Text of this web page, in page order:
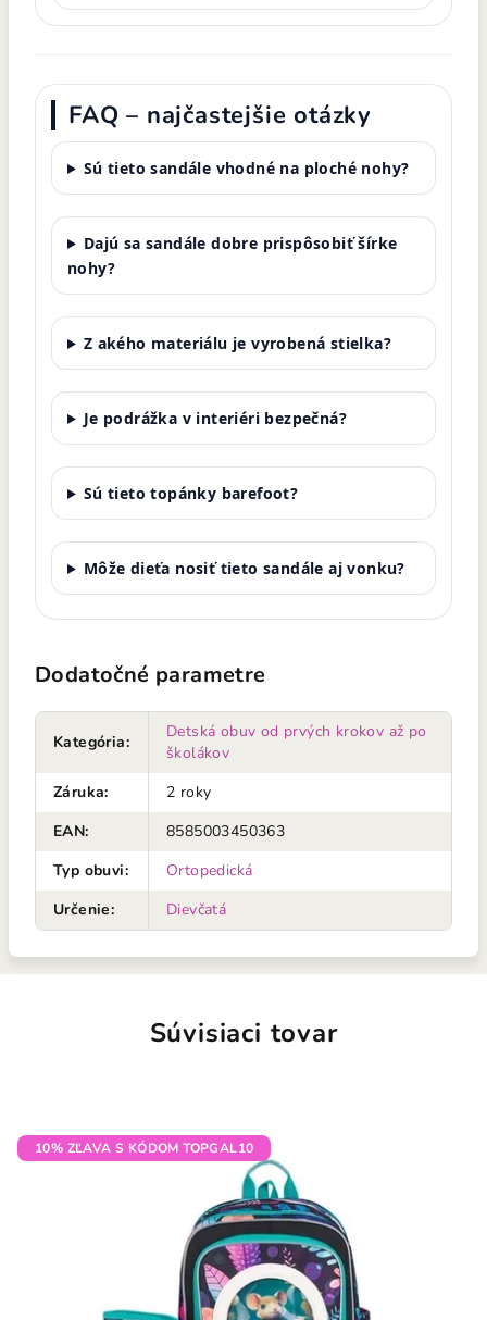
FAQ – najčastejšie otázky
Sú tieto sandále vhodné na ploché nohy?
Dajú sa sandále dobre prispôsobiť šírke
nohy?
Z akého materiálu je vyrobená stielka?
Je podrážka v interiéri bezpečná?
Sú tieto topánky barefoot?
Môže dieťa nosiť tieto sandále aj vonku?
Dodatočné parametre
Kategória:
Detská obuv od prvých krokov až po
školákov
Záruka:
2 roky
EAN:
8585003450363
Typ obuvi:
Ortopedická
Určenie: Dievčatá
Súvisiaci tovar
10% ZĽAVA S KÓDOM TOPGAL10